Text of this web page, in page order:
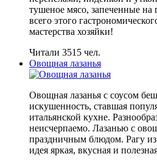
тушеное мясо, запеченные
всего этого
мастерства хозяйки!
Читали 3515 чел.
Овощная лазанья
Овощная лазанья с соусом
искушенность, ставшая
итальянской кухне.
неисчерпаемо. Лазанью с
праздничным блюдом. Рагу
идея яркая, вкусная и